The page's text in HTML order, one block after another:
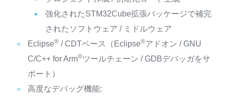
強化されたSTM32Cube拡張パッケージで補完
されたソフトウェア / ミドルウェア
Eclipse®/ CDTベース（Eclipse®アドオン / GNU
C/C++ for Arm®ツールチェーン / GDBデバッガをサ
ポート）
高度なデバッグ機能: